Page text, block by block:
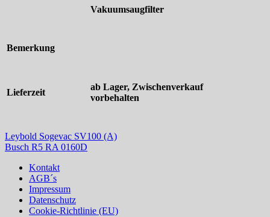
Vakuumsaugfilter
Bemerkung
Lieferzeit
ab Lager, Zwischenverkauf
vorbehalten
Leybold Sogevac SV100 (A)
Busch R5 RA 0160D
Kontakt
AGB´s
Impressum
Datenschutz
Cookie-Richtlinie (EU)